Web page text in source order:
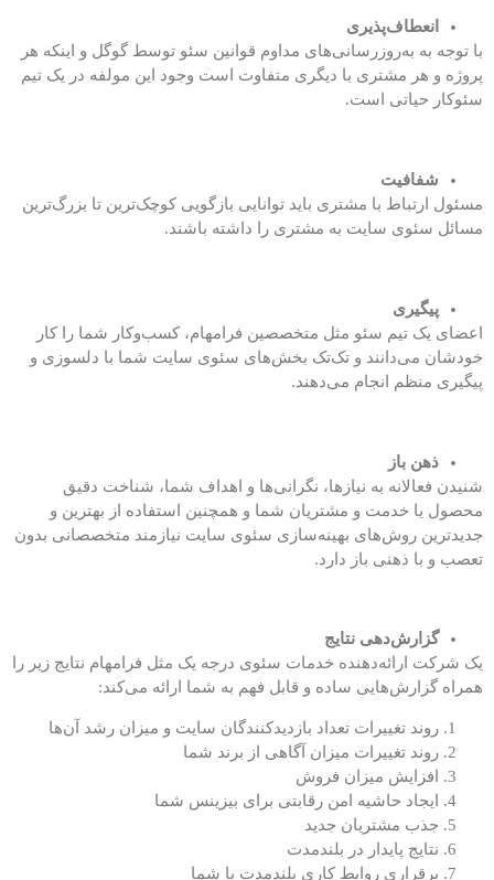
انعطاف‌پذیری
با توجه به به‌روزرسانی‌های مداوم قوانین سئو توسط گوگل و اینکه هر
پروژه و هر مشتری با دیگری متفاوت است وجود این مولفه در یک تیم
سئوکار حیاتی است.
شفافیت
مسئول ارتباط با مشتری باید توانایی بازگویی کوچک‌ترین تا بزرگ‌ترین
مسائل سئوی سایت به مشتری را داشته باشند.
پیگیری
اعضای یک تیم سئو مثل متخصصین فرامهام، کسب‌وکار شما را کار
خودشان می‌دانند و تک‌تک بخش‌های سئوی سایت شما با دلسوزی و
پیگیری منظم انجام می‌دهند.
ذهن باز
شنیدن فعالانه به نیاز‌ها، نگرانی‌ها و اهداف شما، شناخت دقیق
محصول یا خدمت و مشتریان شما و همچنین استفاده از بهترین و
جدید‌ترین روش‌های بهینه‌سازی سئوی سایت نیازمند متخصصانی بدون
تعصب و با ذهنی باز دارد.
گزارش‌دهی نتایج
یک شرکت ارائه‌دهنده خدمات سئوی درجه یک مثل فرامهام نتایج زیر را
همراه گزارش‌هایی ساده و قابل فهم به شما ارائه می‌کند:
روند تغییرات تعداد بازدیدکنندگان سایت و میزان رشد آن‌ها
روند تغییرات میزان آگاهی از برند شما
افزایش میزان فروش
ایجاد حاشیه امن رقابتی برای بیزینس شما
جذب مشتریان جدید
نتایج پایدار در بلندمدت
برقراری روابط کاری بلندمدت با شما